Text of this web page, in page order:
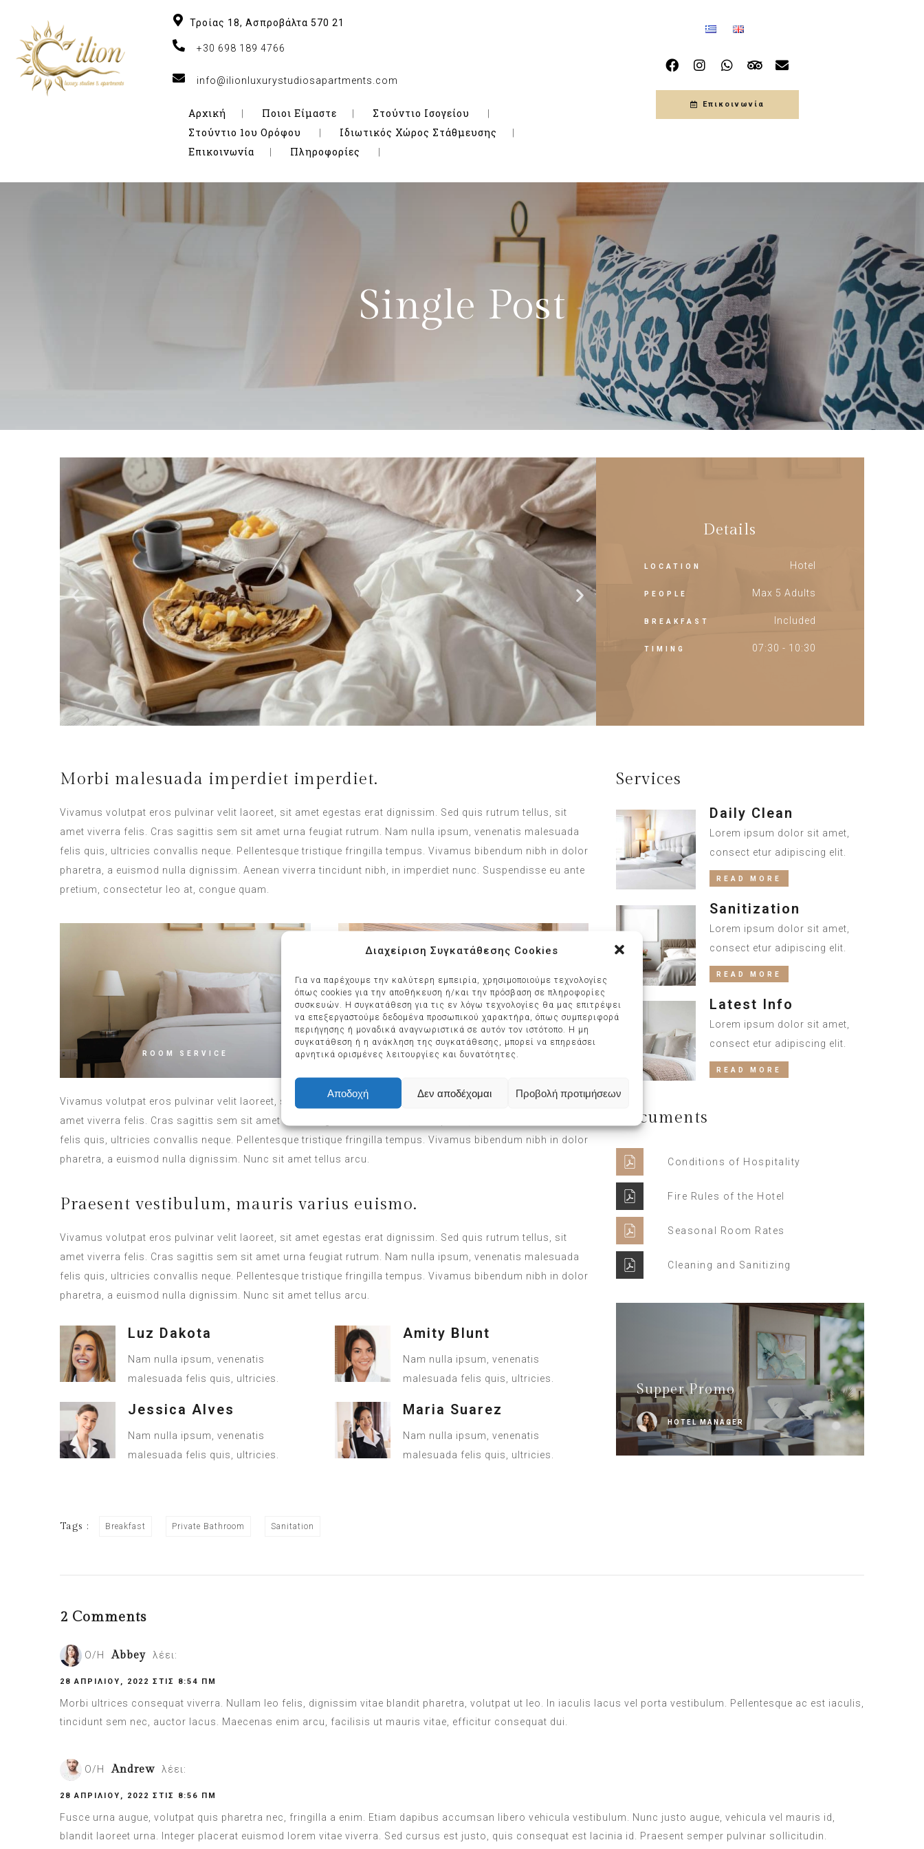
Διαχείριση Συγκατάθεσης Cookies
Για να παρέχουμε την καλύτερη εμπειρία, χρησιμοποιούμε τεχνολογίες
όπως cookies για την αποθήκευση ή/και την πρόσβαση σε πληροφορίες
συσκευών. Η συγκατάθεση για τις εν λόγω τεχνολογίες θα μας επιτρέψει
να επεξεργαστούμε δεδομένα προσωπικού χαρακτήρα, όπως συμπεριφορά
περιήγησης ή μοναδικά αναγνωριστικά σε αυτόν τον ιστότοπο. Η μη
συγκατάθεση ή η ανάκληση της συγκατάθεσης, μπορεί να επηρεάσει
αρνητικά ορισμένες λειτουργίες και δυνατότητες.
Αποδοχή Δεν αποδέχομαι Προβολή προτιμήσεων
Τροίας 18, Ασπροβάλτα 570 21
+30 698 189 4766
info@ilionluxurystudiosapartments.com
Αρχική Ποιοι Είμαστε
Στούντιο Ισογείου
Στούντιο 1ου Ορόφου
Ιδιωτικός Χώρος Στάθμευσης
Επικοινωνία
Πληροφορίες
Επικοινωνία
Single Post
Details
LOCATION Hotel
PEOPLE Max 5 Adults
BREAKFAST Included
TIMING 07:30 - 10:30
Morbi malesuada imperdiet imperdiet.
Vivamus volutpat eros pulvinar velit laoreet, sit amet egestas erat dignissim. Sed quis rutrum tellus, sit
amet viverra felis. Cras sagittis sem sit amet urna feugiat rutrum. Nam nulla ipsum, venenatis malesuada
felis quis, ultricies convallis neque. Pellentesque tristique fringilla tempus. Vivamus bibendum nibh in dolor
pharetra, a euismod nulla dignissim. Aenean viverra tincidunt nibh, in imperdiet nunc. Suspendisse eu ante
pretium, consectetur leo at, congue quam.
ROOM SERVICE DAILY SANITATION
Vivamus volutpat eros pulvinar velit laoreet, sit amet egestas erat dignissim. Sed quis rutrum tellus, sit
amet viverra felis. Cras sagittis sem sit amet urna feugiat rutrum. Nam nulla ipsum, venenatis malesuada
felis quis, ultricies convallis neque. Pellentesque tristique fringilla tempus. Vivamus bibendum nibh in dolor
pharetra, a euismod nulla dignissim. Nunc sit amet tellus arcu.
Praesent vestibulum, mauris varius euismo.
Vivamus volutpat eros pulvinar velit laoreet, sit amet egestas erat dignissim. Sed quis rutrum tellus, sit
amet viverra felis. Cras sagittis sem sit amet urna feugiat rutrum. Nam nulla ipsum, venenatis malesuada
felis quis, ultricies convallis neque. Pellentesque tristique fringilla tempus. Vivamus bibendum nibh in dolor
pharetra, a euismod nulla dignissim. Nunc sit amet tellus arcu.
Luz Dakota
Nam nulla ipsum, venenatis
malesuada felis quis, ultricies.
Jessica Alves
Nam nulla ipsum, venenatis
malesuada felis quis, ultricies.
Amity Blunt
Nam nulla ipsum, venenatis
malesuada felis quis, ultricies.
Maria Suarez
Nam nulla ipsum, venenatis
malesuada felis quis, ultricies.
Services
Daily Clean
Lorem ipsum dolor sit amet,
consect etur adipiscing elit.
READ MORE
Sanitization
Lorem ipsum dolor sit amet,
consect etur adipiscing elit.
READ MORE
Latest Info
Lorem ipsum dolor sit amet,
consect etur adipiscing elit.
READ MORE
Documents
Conditions of Hospitality
Fire Rules of the Hotel
Seasonal Room Rates
Cleaning and Sanitizing
Supper Promo
HOTEL MANAGER
Tags : Breakfast Private Bathroom Sanitation
2 Comments
Ο/Η Abbey λέει:
28 ΑΠΡΙΛΊΟΥ, 2022 ΣΤΙΣ 8:54 ΠΜ
Morbi ultrices consequat viverra. Nullam leo felis, dignissim vitae blandit pharetra, volutpat ut leo. In iaculis lacus vel porta vestibulum. Pellentesque ac est iaculis,
tincidunt sem nec, auctor lacus. Maecenas enim arcu, facilisis ut mauris vitae, efficitur consequat dui.
Ο/Η Andrew λέει:
28 ΑΠΡΙΛΊΟΥ, 2022 ΣΤΙΣ 8:56 ΠΜ
Fusce urna augue, volutpat quis pharetra nec, fringilla a enim. Etiam dapibus accumsan libero vehicula vestibulum. Nunc justo augue, vehicula vel mauris id,
blandit laoreet urna. Integer placerat euismod lorem vitae viverra. Sed cursus est justo, quis consequat est lacinia id. Praesent semper pulvinar sollicitudin.